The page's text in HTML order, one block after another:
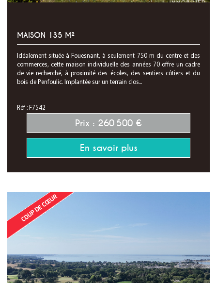
MAISON 135 M²
Idéalement située à Fouesnant, à seulement 750 m du centre et des
commerces, cette maison individuelle des années 70 offre un cadre
de vie recherché, à proximité des écoles, des sentiers côtiers et du
bois de Penfoulic. Implantée sur un terrain clos...
Réf : F7542
Prix : 260 500 €
En savoir plus